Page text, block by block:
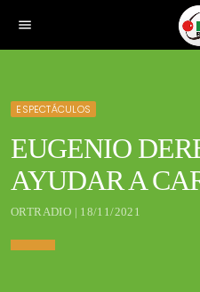
menu
ESPECTÁCULOS
EUGENIO
AYUDAR A
ORTRADIO | 18/11/2021